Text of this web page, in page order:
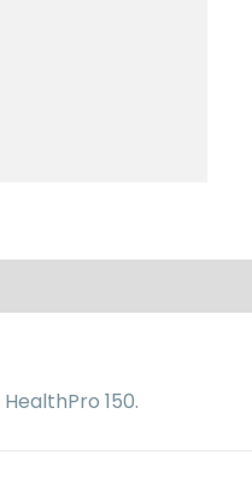
HealthPro 150.